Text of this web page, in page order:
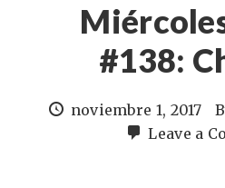
#138:
noviembre 1, 2017
Leave a